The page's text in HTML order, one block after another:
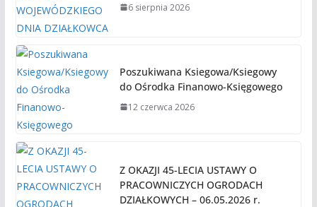
6 sierpnia 2026
Poszukiwana Ksiegowa/Ksiegowy
do Ośrodka Finanowo-Księgowego
12 czerwca 2026
Z OKAZJI 45-LECIA USTAWY O
PRACOWNICZYCH OGRODACH
DZIAŁKOWYCH – 06.05.2026 r.